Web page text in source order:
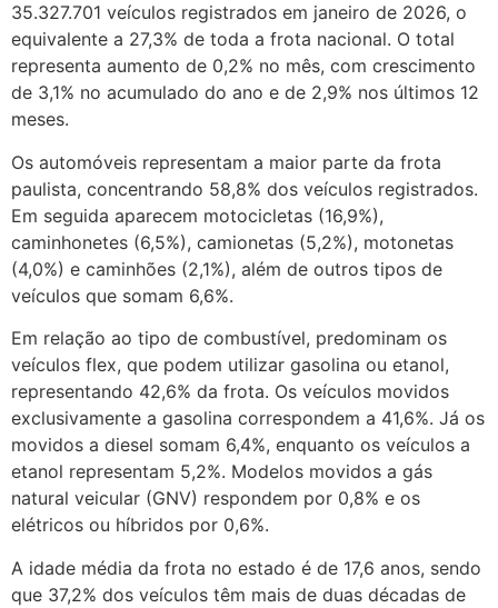
35.327.701 veículos registrados em janeiro de 2026, o
equivalente a 27,3% de toda a frota nacional. O total
representa aumento de 0,2% no mês, com crescimento
de 3,1% no acumulado do ano e de 2,9% nos últimos 12
meses.
Os automóveis representam a maior parte da frota
paulista, concentrando 58,8% dos veículos registrados.
Em seguida aparecem motocicletas (16,9%),
caminhonetes (6,5%), camionetas (5,2%), motonetas
(4,0%) e caminhões (2,1%), além de outros tipos de
veículos que somam 6,6%.
Em relação ao tipo de combustível, predominam os
veículos flex, que podem utilizar gasolina ou etanol,
representando 42,6% da frota. Os veículos movidos
exclusivamente a gasolina correspondem a 41,6%. Já os
movidos a diesel somam 6,4%, enquanto os veículos a
etanol representam 5,2%. Modelos movidos a gás
natural veicular (GNV) respondem por 0,8% e os
elétricos ou híbridos por 0,6%.
A idade média da frota no estado é de 17,6 anos, sendo
que 37,2% dos veículos têm mais de duas décadas de